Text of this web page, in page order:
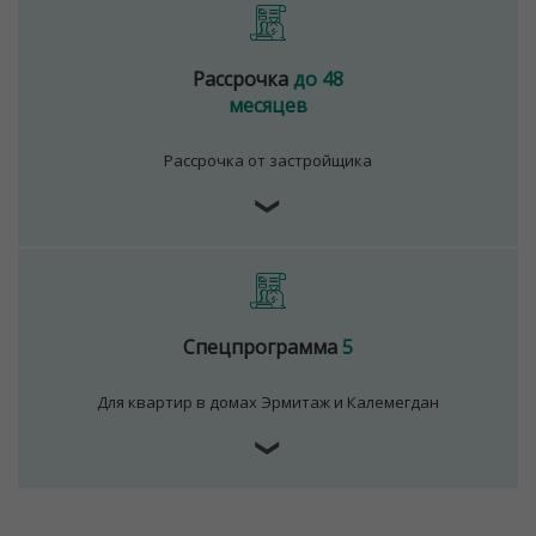
Рассрочкадо 48
месяцев
Рассрочка от застройщика
❯
Спецпрограмма5
Для квартир в домах Эрмитаж и Калемегдан
❯